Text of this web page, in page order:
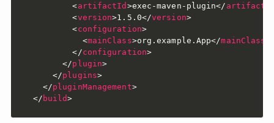
<artifactId >exec-maven-plugin</
<version>1.5.0</version>
<configuration>
<mainClass>org.example.App</mainClass
</configuration>
</plugin>
</plugins>
</pluginManagement>
</ build>